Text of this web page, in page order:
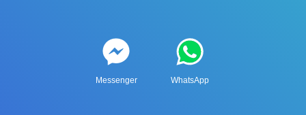
Messenger WhatsApp